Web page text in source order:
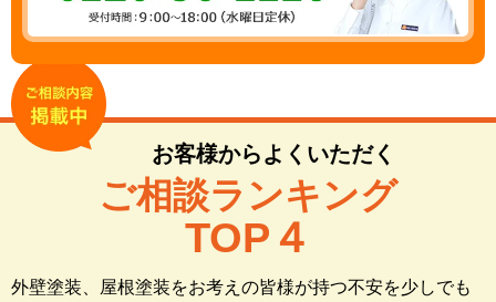
お客様からよくいただく
ご相談ランキング
TOP ４
外壁塗装、屋根塗装をお考えの皆様が持つ不安を少しでも